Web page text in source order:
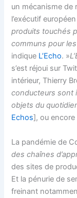
un mécanisme de
l’exécutif
produits touchés
communs pour
indique L’Echo. »
s’est réjoui sur
intérieur, Thierry
conducteurs sont
objets du
Echos], ou encore
La pandémie de
des chaînes
des sites de
Et la pénurie de
freinant